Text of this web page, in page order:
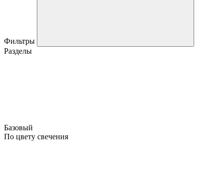
Фильтры
Разделы
Базовый
По цвету свечения